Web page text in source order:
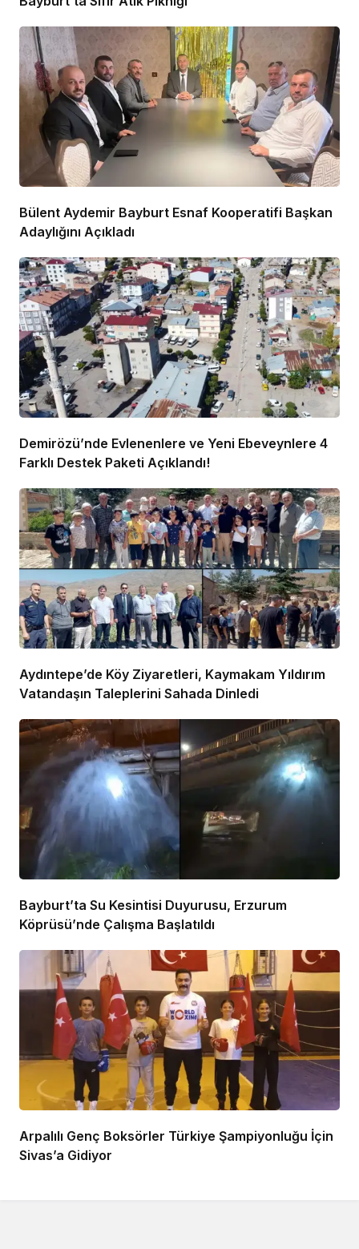
Bülent Aydemir Bayburt Esnaf Kooperatifi Başkan
Adaylığını Açıkladı
Demirözü’nde Evlenenlere ve Yeni Ebeveynlere 4
Farklı Destek Paketi Açıklandı!
Aydıntepe’de Köy Ziyaretleri, Kaymakam Yıldırım
Vatandaşın Taleplerini Sahada Dinledi
Bayburt’ta Su Kesintisi Duyurusu, Erzurum
Köprüsü’nde Çalışma Başlatıldı
Arpalılı Genç Boksörler Türkiye Şampiyonluğu İçin
Sivas’a Gidiyor